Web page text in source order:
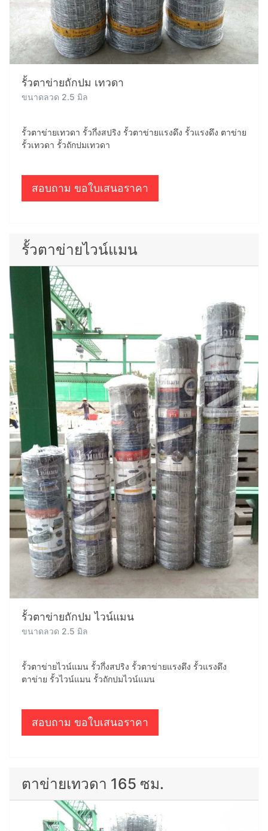
รั้วตาข่ายถักปม เทวดา
ขนาดลวด 2.5 มิล
รั้วตาข่ายเทวดา รั้วกึ่งสปริง รั้วตาข่ายแรงดึง รั้วแรงดึง ตาข่าย
รั้วเทวดา รั้วถักปมเทวดา
สอบถาม ขอใบเสนอราคา
รั้วตาข่ายไวน์แมน
รั้วตาข่ายถักปม ไวน์แมน
ขนาดลวด 2.5 มิล
รั้วตาข่ายไวน์แมน รั้วกึ่งสปริง รั้วตาข่ายแรงดึง รั้วแรงดึง
ตาข่าย รั้วไวน์แมน รั้วถักปมไวน์แมน
สอบถาม ขอใบเสนอราคา
ตาข่ายเทวดา 165 ซม.